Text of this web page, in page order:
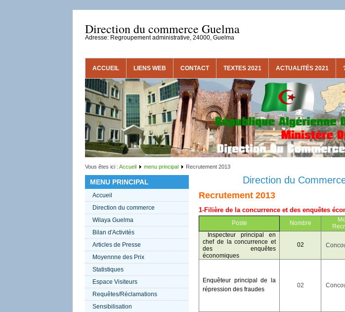
Direction du commerce Guelma
Adresse: Regroupement administrative, 24000, Guelma
ACCUEIL LIENS WEB CONTACT TEXTES 2021 ACTUALITÉS 2021
Vous êtes ici : Accueil menu principal Recrutement 2013
MENU PRINCIPAL
Accueil
Direction du commerce
Wilaya Guelma
Bilan d'Activités
Articles de Presse
Moyennne des Prix
Statistiques
Espace Visiteurs
Requêtes/Réclamations
Sensibilisation
Direction du
Recrutement 2013
1-Filière de la concurrence et des enquêtes
Poste Nombre
Inspecteur principal en
chef de la concurrence et
des enquêtes
économiques
02
Enquêteur principal de la
répression des fraudes
02